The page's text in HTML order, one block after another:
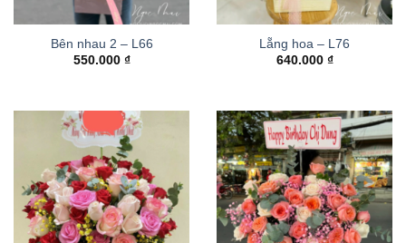
Bên nhau 2 – L66
550.000 ₫
Lẵng hoa – L76
640.000 ₫